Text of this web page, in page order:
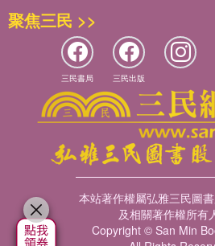
聚焦三民 >>
三民書局 三民出版
本站著作權屬弘雅三民圖
及相關著作權所有
Copyright © San Min